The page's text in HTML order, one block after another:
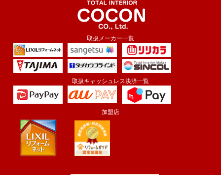
取扱メーカー一覧
取扱キャッシュレス決済一覧
加盟店